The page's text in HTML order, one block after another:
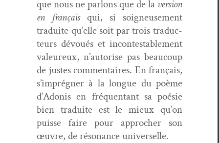
que nous ne par­lons que de la ver­sion
en françaisqui, si soigneuse­ment
traduite qu’elle soit par trois tra­duc­
teurs dévoués et incon­testable­ment
valeureux, n’autorise pas beau­coup
de justes com­men­taires. En français,
s’imprégner à la longue du poème
d’Adonis en fréquen­tant sa poésie
bien traduite est le mieux qu’on
puisse faire pour approcher son
œuvre, de réso­nance universelle.